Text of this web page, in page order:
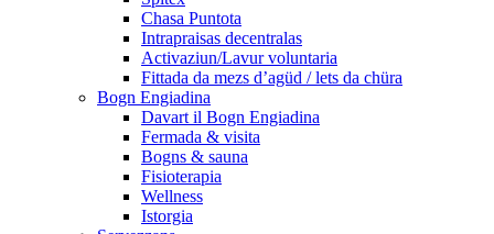
Chasa Puntota
Intrapraisas decentralas
Activaziun/Lavur voluntaria
Fittada da mezs d’agüd / lets da chüra
Bogn Engiadina
Davart il Bogn Engiadina
Fermada & visita
Bogns & sauna
Fisioterapia
Wellness
Istorgia